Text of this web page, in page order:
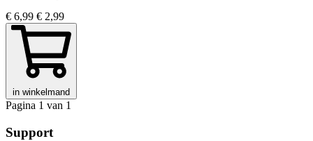
€ 6,99 € 2,99
in winkelmand
Pagina 1 van 1
Support